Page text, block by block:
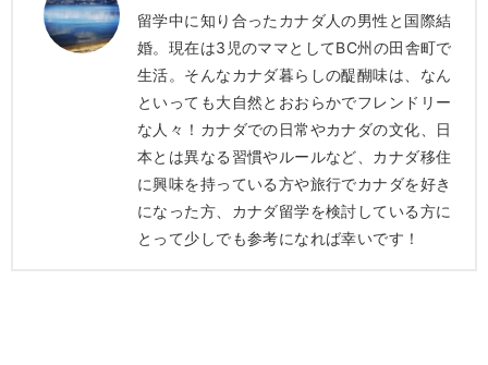
留学中に知り合ったカナダ人の男性と国際結
婚。現在は3児のママとしてBC州の田舎町で
生活。そんなカナダ暮らしの醍醐味は、なん
といっても大自然とおおらかでフレンドリー
な人々！カナダでの日常やカナダの文化、日
本とは異なる習慣やルールなど、カナダ移住
に興味を持っている方や旅行でカナダを好き
になった方、カナダ留学を検討している方に
とって少しでも参考になれば幸いです！